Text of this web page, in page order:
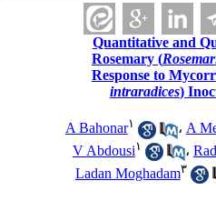
Quantitative
Rosemary (
Response to
intraradices)
A Bahonar۱ ،
V Abdousi۱ ،
Ladan Moghadam۳